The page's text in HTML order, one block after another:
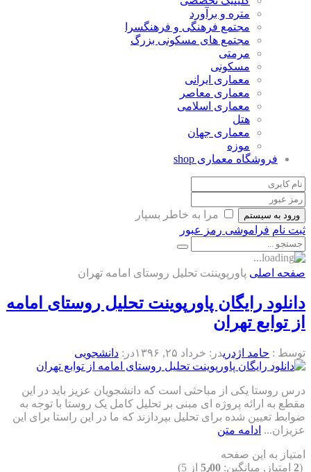
متره و برآورد
مجتمع فرهنگی و فرهنگسرا
مجتمع های مسکونی بزرگ
مرمتی
مسکونی
معماری ایرانی
معماری معاصر
معماری اسلامی
هتل
معماری جهان
موزه
فروشگاه معماری shop
ورود به سیستم
مرا به خاطر بسپار
ثبت نام فراموشی رمز عبور
صفحه اصلی پاورپویننت تحلیل روستای امامه تهران
دانلود رایگان پاورپوینت تحلیل روستای امامه
از توابع تهران
توسط : حامد اژدریدر: خرداد ۲۵, ۱۳۹۶ در: دانشجویی
درس روستا یکی از مباحثی است که دانشجویان عزیز باید در این
مقطع به ارائه پروژه ای مبنی بر تحلیل کامل یک روستا با توجه به
ضوابط تعیین شده برای تحلیل بپردازند که ما در این راستا برای این
عزیزان... ادامه متن
امتیاز به این صفحه
(
2 امتیاز, میانگین: 5٫00 از 5)